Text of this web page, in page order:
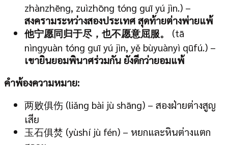
zhànzhēng, zuìzhōng tóng guī yú jìn.) –
สงครามระหว่างสองประเทศ สุดท้ายต่างพ่ายแพ้
他宁愿同归于尽，也不愿意屈服。
(tā
nìngyuàn tóng guī yú jìn, yě bùyuànyì qūfú.) –
เขายินยอมพินาศร่วมกัน ยังดีกว่ายอมแพ้
คำพ้องความหมาย:
两败俱伤 (liǎng bài jù shāng) – สองฝ่ายต่างสูญ
เสีย
玉石俱焚 (yùshí jù fén) – หยกและหินต่างแตก